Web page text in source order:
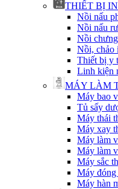
THIẾT BỊ
Nồi nấu
Nồi nấu
Nồi
Nồi, chảo
Thiết bị y
Linh kiện
MÁY LÀM
Máy bao
Tủ sấy
Máy thái
Máy xay
Máy làm
Máy làm
Máy sắc
Máy đóng
Máy hàn